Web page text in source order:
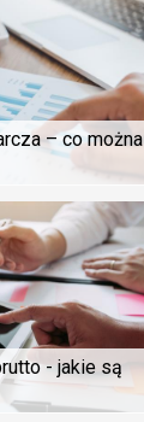
– co można
- jakie są